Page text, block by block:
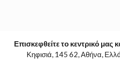
Επισκεφθείτε το κεντρικό μας
Κηφισιά, 145 62, Αθήνα,